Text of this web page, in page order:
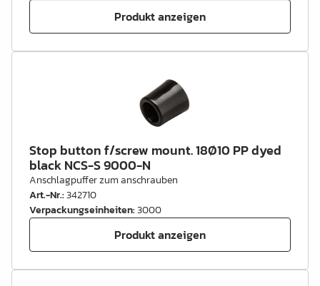
Produkt anzeigen
Stop button f/screw mount. 18Ø10 PP dyed
black NCS-S 9000-N
Anschlagpuffer zum anschrauben
Art.-Nr.:342710
Verpackungseinheiten:3000
Produkt anzeigen